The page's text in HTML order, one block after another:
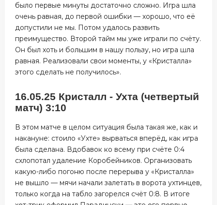
было первые минуты достаточно сложно. Игра шла
очень равная, до первой ошибки — хорошо, что её
допустили не мы. Потом удалось развить
преимущество. Второй тайм мы уже играли по счёту.
Он был хоть и большим в нашу пользу, но игра шла
равная. Реализовали свои моменты, у «Кристалла»
этого сделать не получилось».
16.05.25 Кристалл - Ухта (четвертый
матч) 3:10
В этом матче в целом ситуация была такая же, как и
накануне: стоило «Ухте» вырваться вперёд, как игра
была сделана. Вдобавок ко всему при счёте 0:4
схлопотал удаление Коробейников. Организовать
какую-либо погоню после перерыва у «Кристалла»
не вышло — мячи начали залетать в ворота ухтинцев,
только когда на табло загорелся счёт 0:8. В итоге